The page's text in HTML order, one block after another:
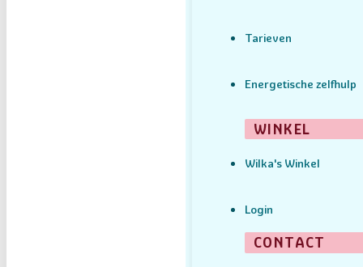
Tarieven
Energetische zelfhulp
WINKEL
Wilka's Winkel
Login
CONTACT